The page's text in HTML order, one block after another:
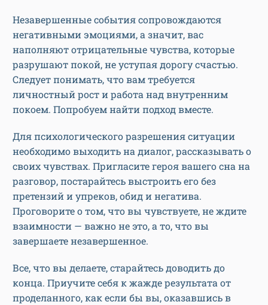
Незавершенные события сопровождаются
негативными эмоциями, а значит, вас
наполняют отрицательные чувства, которые
разрушают покой, не уступая дорогу счастью.
Следует понимать, что вам требуется
личностный рост и работа над внутренним
покоем. Попробуем найти подход вместе.
Для психологического разрешения ситуации
необходимо выходить на диалог, рассказывать о
своих чувствах. Пригласите героя вашего сна на
разговор, постарайтесь выстроить его без
претензий и упреков, обид и негатива.
Проговорите о том, что вы чувствуете, не ждите
взаимности — важно не это, а то, что вы
завершаете незавершенное.
Все, что вы делаете, старайтесь доводить до
конца. Приучите себя к жажде результата от
проделанного, как если бы вы, оказавшись в